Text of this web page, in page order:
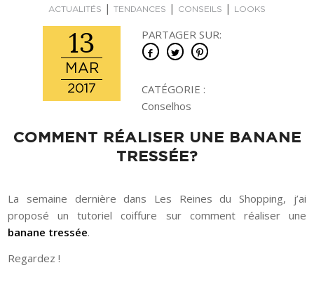
ACTUALITÉS | TENDANCES | CONSEILS | LOOKS
13
MAR
2017
PARTAGER SUR:
CATÉGORIE :
Conselhos
COMMENT RÉALISER UNE BANANE
TRESSÉE?
La semaine dernière dans Les Reines du Shopping, j’ai
proposé un tutoriel coiffure sur comment réaliser une
banane tressée.
Regardez !